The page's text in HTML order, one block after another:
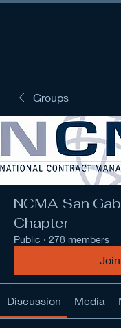
Groups
NCMA San
Chapter
Public · 278 members
Join
Discussion Media